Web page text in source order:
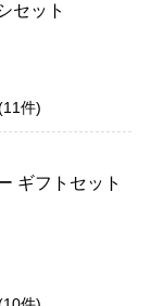
セット
11件)
ギフトセット